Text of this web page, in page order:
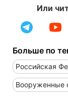
Или
Больше по
Российская
Вооруженные